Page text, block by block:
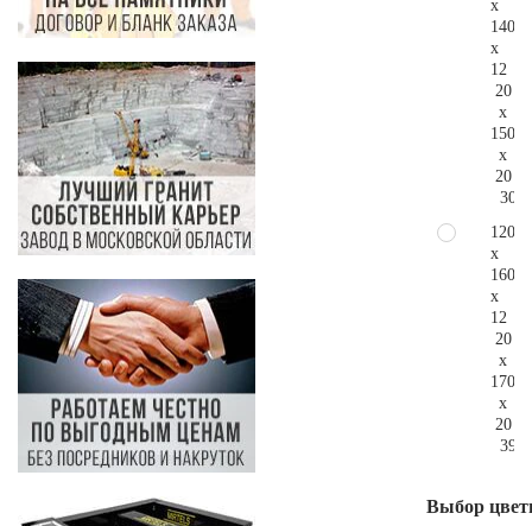
x
140
x
12
20
x
150
x
20
120
x
160
x
12
20
x
170
x
20
Выбор